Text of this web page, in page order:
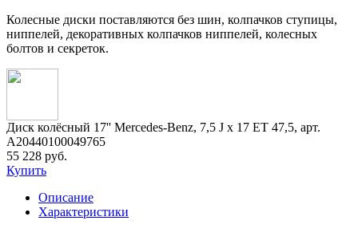
Колесные диски поставляются без шин, колпачков ступицы,
ниппелей, декоративных колпачков ниппелей, колесных
болтов и секреток.
Диск колёсный 17'' Mercedes-Benz, 7,5 J x 17 ET 47,5, арт.
A20440100049765
55 228 руб.
Купить
Описание
Характеристики